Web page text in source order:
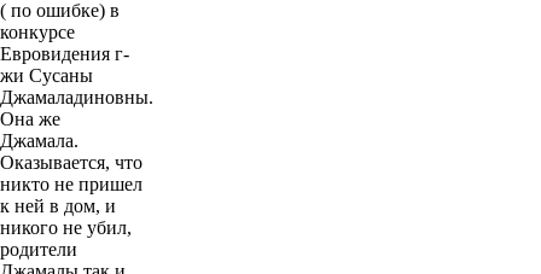
( по ошибке) в
конкурсе
Евровидения г-
жи Сусаны
Джамаладиновны.
Она же
Джамала.
Оказывается, что
никто не пришел
к ней в дом, и
никого не убил,
родители